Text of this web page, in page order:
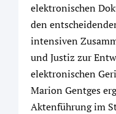
elektronischen
den
intensiven
und Justiz zur
elektronischen
Marion Gentges
Aktenführung im